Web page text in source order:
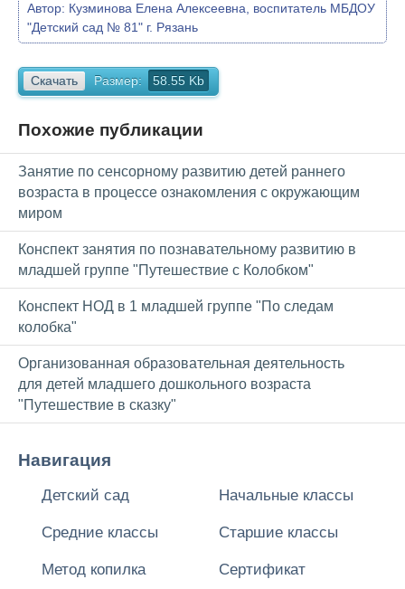
Автор: Кузминова Елена Алексеевна, воспитатель МБДОУ
"Детский сад № 81" г. Рязань
Скачать Размер: 58.55 Kb
Похожие публикации
Занятие по сенсорному развитию детей раннего
возраста в процессе ознакомления с окружающим
миром
Конспект занятия по познавательному развитию в
младшей группе "Путешествие с Колобком"
Конспект НОД в 1 младшей группе "По следам
колобка"
Организованная образовательная деятельность
для детей младшего дошкольного возраста
"Путешествие в сказку"
Навигация
Детский сад Начальные классы
Средние классы Старшие классы
Метод копилка Сертификат